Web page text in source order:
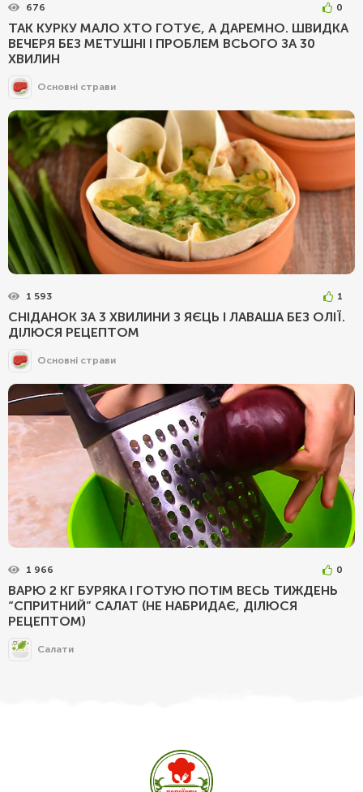
676 0
ТАК КУРКУ МАЛО ХТО ГОТУЄ, А ДАРЕМНО. ШВИДКА
ВЕЧЕРЯ БЕЗ МЕТУШНІ І ПРОБЛЕМ ВСЬОГО ЗА 30
ХВИЛИН
Основні страви
1 593 1
СНІДАНОК ЗА 3 ХВИЛИНИ З ЯЄЦЬ І ЛАВАША БЕЗ ОЛІЇ.
ДІЛЮСЯ РЕЦЕПТОМ
Основні страви
1 966 0
ВАРЮ 2 КГ БУРЯКА І ГОТУЮ ПОТІМ ВЕСЬ ТИЖДЕНЬ
“СПРИТНИЙ” САЛАТ (НЕ НАБРИДАЄ, ДІЛЮСЯ
РЕЦЕПТОМ)
Салати